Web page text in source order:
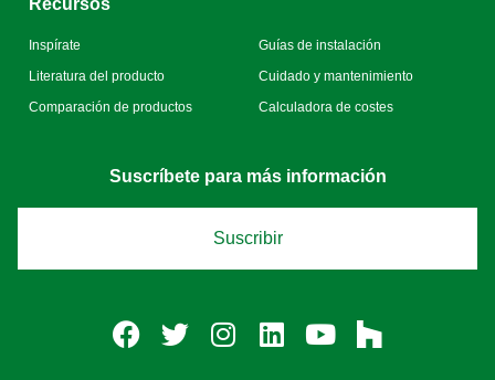
Recursos
Inspírate
Literatura del producto
Comparación de productos
Guías de instalación
Cuidado y mantenimiento
Calculadora de costes
Suscríbete para más información
Suscribir